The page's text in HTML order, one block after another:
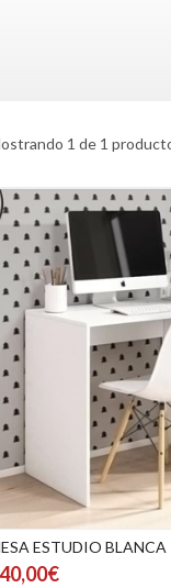
1 de 1
ESTUDIO BLANCA